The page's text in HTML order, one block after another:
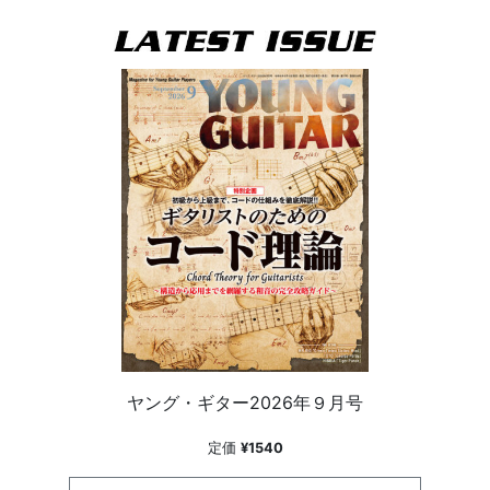
ヤング・ギター2026年９月号
定価 ¥1540